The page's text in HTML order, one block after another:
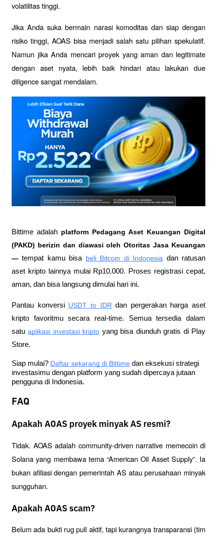
volatilitas tinggi.
Jika Anda suka bermain narasi komoditas dan siap dengan
risiko tinggi, AOAS bisa menjadi salah satu pilihan spekulatif.
Namun jika Anda mencari proyek yang aman dan legitimate
dengan aset nyata, lebih baik hindari atau lakukan due
diligence sangat mendalam.
Bittime adalah platform Pedagang Aset Keuangan Digital
(PAKD) berizin dan diawasi oleh Otoritas Jasa Keuangan
— tempat kamu bisa beli Bitcoin di Indonesia dan ratusan
aset kripto lainnya mulai Rp10.000. Proses registrasi cepat,
aman, dan bisa langsung dimulai hari ini.
Pantau konversi USDT to IDR dan pergerakan harga aset
kripto favoritmu secara real-time. Semua tersedia dalam
satu aplikasi investasi kripto yang bisa diunduh gratis di Play
Store.
Siap mulai? Daftar sekarang di Bittime dan eksekusi strategi
investasimu dengan platform yang sudah dipercaya jutaan
pengguna di Indonesia.
FAQ
Apakah AOAS proyek minyak AS resmi?
Tidak. AOAS adalah community-driven narrative memecoin di
Solana yang membawa tema “American Oil Asset Supply”. Ia
bukan afiliasi dengan pemerintah AS atau perusahaan minyak
sungguhan.
Apakah AOAS scam?
Belum ada bukti rug pull aktif, tapi kurangnya transparansi (tim